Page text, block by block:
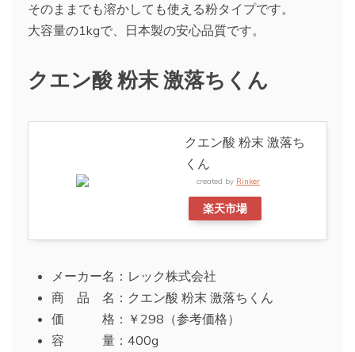
そのままでも溶かしても使える粉タイプです。
大容量の1kgで、日本製の安心品質です。
クエン酸 粉末 激落ちくん
クエン酸 粉末 激落ち
くん
created by Rinker
楽天市場
メーカー名：レック株式会社
商 品 名：クエン酸 粉末 激落ちくん
価 格：￥298（参考価格）
容 量：400g